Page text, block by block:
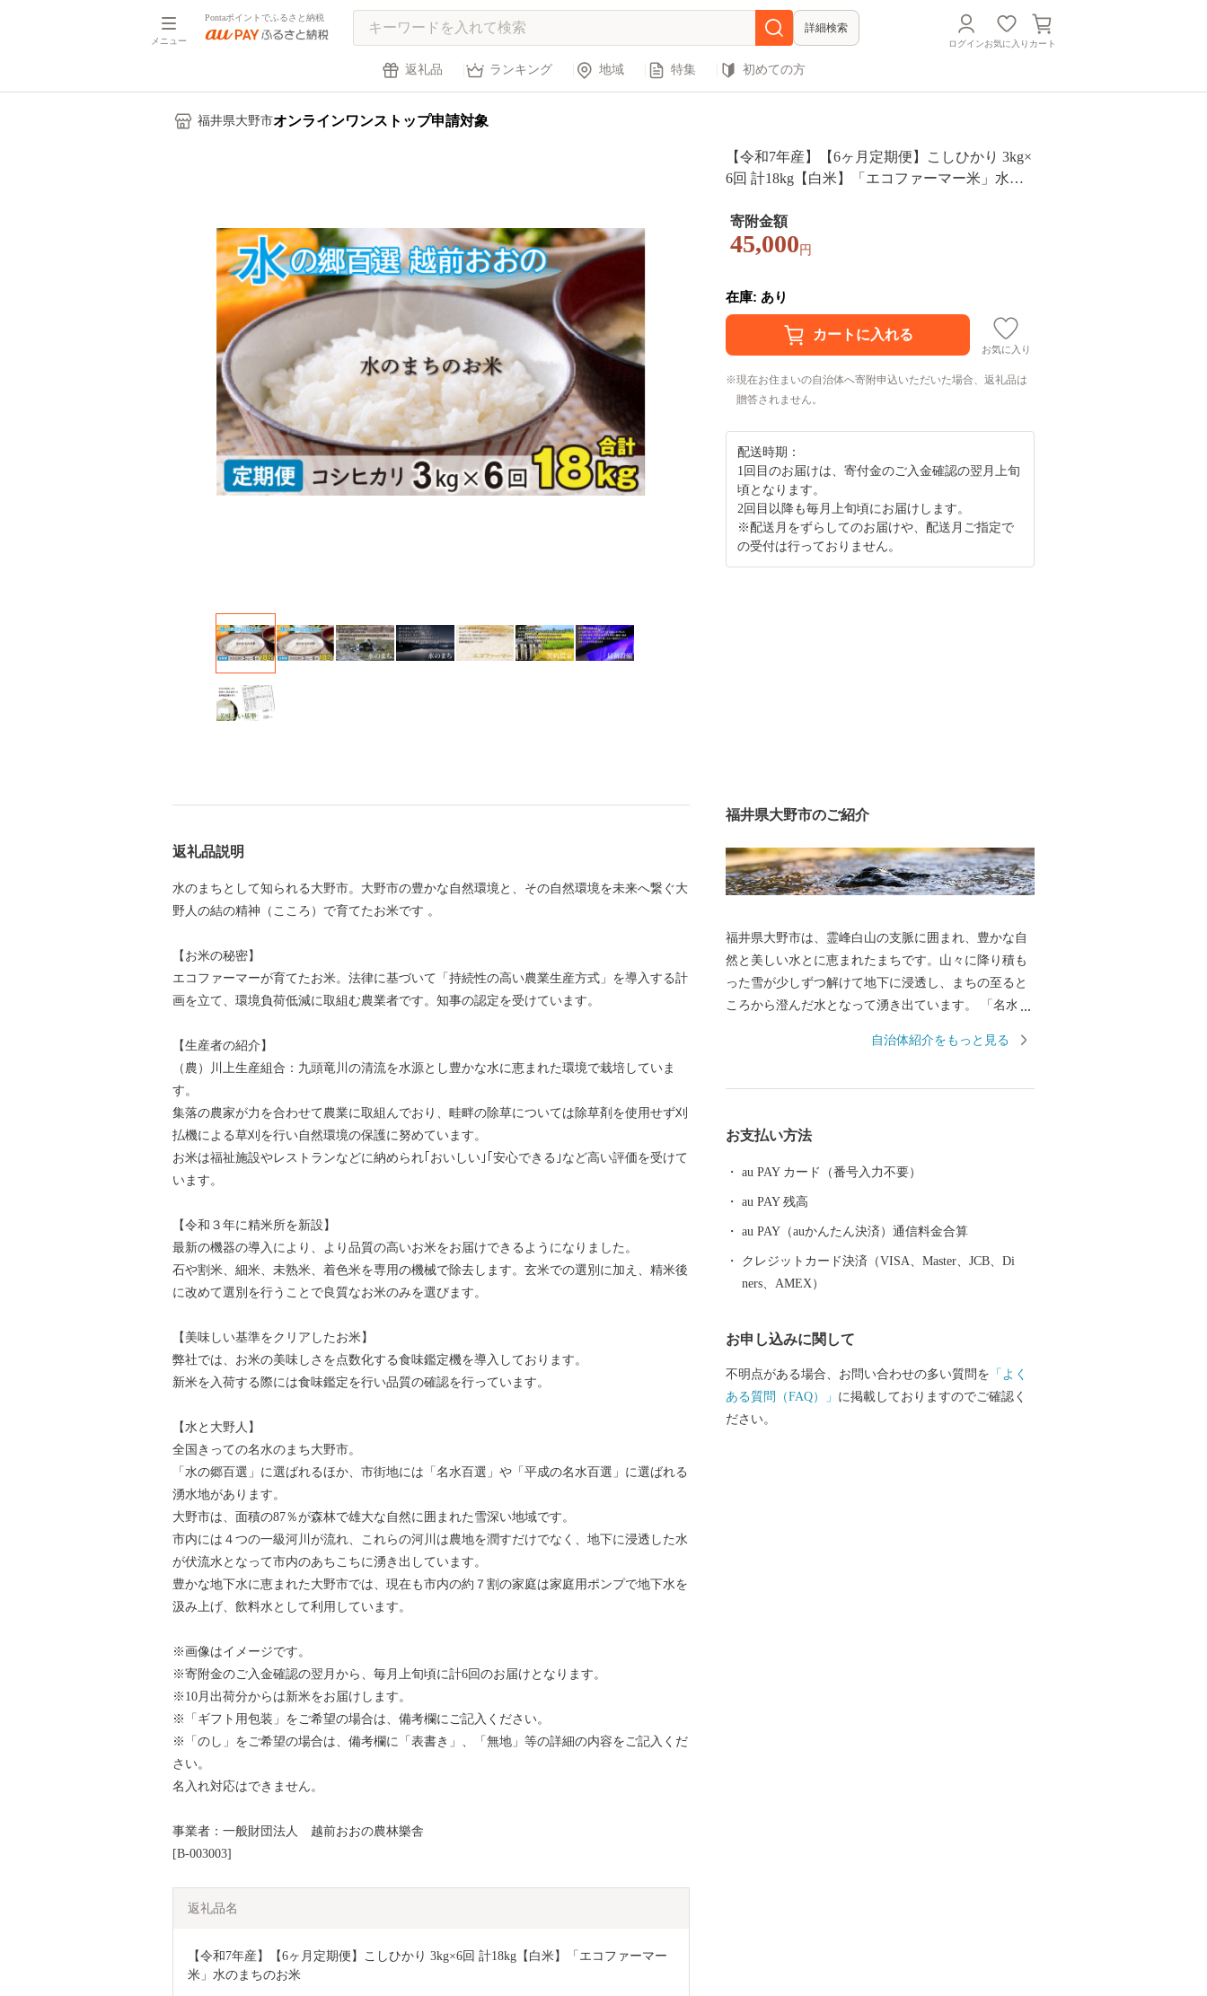
メニュー
Pontaポイントでふるさと納税
詳細検索
ログインお気に入り カート
返礼品 ランキング 地域 特集 初めての方
福井県大野市オンラインワンストップ申請対象
【令和7年産】【6ヶ月定期便】こしひかり 3kg×
6回 計18kg【白米】「エコファーマー米」水の
寄附金額
45,000 円
在庫: あり
お気に入り
現在お住まいの自治体へ寄附申込いただいた場合、返礼品は
贈答されません。
配送時期：
1回目のお届けは、寄付金のご入金確認の翌月上旬
頃となります。
2回目以降も毎月上旬頃にお届けします。
※配送月をずらしてのお届けや、配送月ご指定で
の受付は行っておりません。
返礼品説明
水のまちとして知られる大野市。大野市の豊かな自然環境と、その自然環境を未来へ繋ぐ大
野人の結の精神（こころ）で育てたお米です 。
【お米の秘密】
エコファーマーが育てたお米。法律に基づいて「持続性の高い農業生産方式」を導入する計
画を立て、環境負荷低減に取組む農業者です。知事の認定を受けています。
【生産者の紹介】
（農）川上生産組合：九頭竜川の清流を水源とし豊かな水に恵まれた環境で栽培していま
す。
集落の農家が力を合わせて農業に取組んでおり、畦畔の除草については除草剤を使用せず刈
払機による草刈を行い自然環境の保護に努めています。
お米は福祉施設やレストランなどに納められ｢おいしい｣｢安心できる｣など高い評価を受けて
います。
【令和３年に精米所を新設】
最新の機器の導入により、より品質の高いお米をお届けできるようになりました。
石や割米、細米、未熟米、着色米を専用の機械で除去します。玄米での選別に加え、精米後
に改めて選別を行うことで良質なお米のみを選びます。
【美味しい基準をクリアしたお米】
弊社では、お米の美味しさを点数化する食味鑑定機を導入しております。
新米を入荷する際には食味鑑定を行い品質の確認を行っています。
【水と大野人】
全国きっての名水のまち大野市。
「水の郷百選」に選ばれるほか、市街地には「名水百選」や「平成の名水百選」に選ばれる
湧水地があります。
大野市は、面積の87％が森林で雄大な自然に囲まれた雪深い地域です。
市内には４つの一級河川が流れ、これらの河川は農地を潤すだけでなく、地下に浸透した水
が伏流水となって市内のあちこちに湧き出しています。
豊かな地下水に恵まれた大野市では、現在も市内の約７割の家庭は家庭用ポンプで地下水を
汲み上げ、飲料水として利用しています。
※画像はイメージです。
※寄附金のご入金確認の翌月から、毎月上旬頃に計6回のお届けとなります。
※10月出荷分からは新米をお届けします。
※「ギフト用包装」をご希望の場合は、備考欄にご記入ください。
※「のし」をご希望の場合は、備考欄に「表書き」、「無地」等の詳細の内容をご記入くだ
さい。
名入れ対応はできません。
事業者：一般財団法人 越前おおの農林樂舎
[B-003003]
返礼品名
【令和7年産】【6ヶ月定期便】こしひかり 3kg×6回 計18kg【白米】「エコファーマー
米」水のまちのお米
福井県大野市のご紹介
福井県大野市は、霊峰白山の支脈に囲まれ、豊かな自
然と美しい水とに恵まれたまちです。山々に降り積も
った雪が少しずつ解けて地下に浸透し、まちの至ると
ころから澄んだ水となって湧き出ています。 「名水百
選ばれています。 まちの中心にそびえる越前大野城
都」と呼ばれています。 大野市では、未来の子どもた
ちのため、将来の大野市を豊かなものにするため、
実現を目指し、みんなが大野を好きになる「未来へつ
なぐまちづくり」を進めています。
自治体紹介をもっと見る
お支払い方法
au PAY カード（番号入力不要）
au PAY 残高
au PAY（auかんたん決済）通信料金合算
クレジットカード決済（VISA、Master、JCB、Di
ners、AMEX）
お申し込みに関して
不明点がある場合、お問い合わせの多い質問を 「よく
ある質問（FAQ）」 に掲載しておりますのでご確認く
ださい。